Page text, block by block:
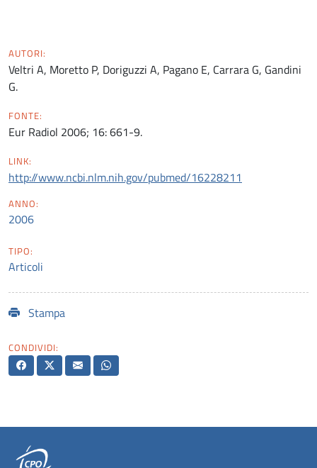
AUTORI:
Veltri A, Moretto P, Doriguzzi A, Pagano E, Carrara G, Gandini
G.
FONTE:
Eur Radiol 2006; 16: 661-9.
LINK:
http://www.ncbi.nlm.nih.gov/pubmed/16228211
ANNO:
2006
TIPO:
Articoli
Stampa
CONDIVIDI: